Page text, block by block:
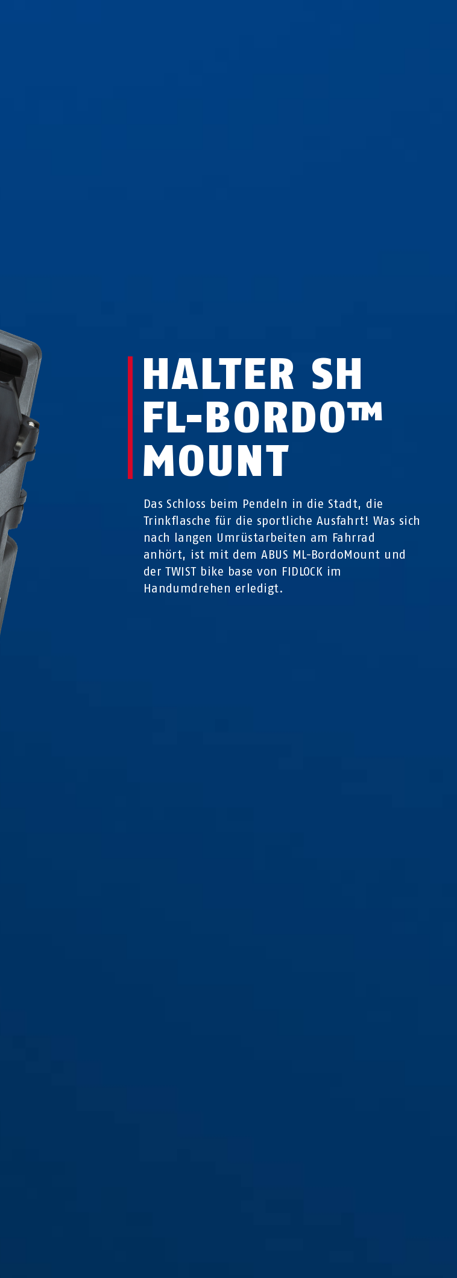
HALTER SH
FL-BORDO™
MOUNT
Das Schloss beim Pendeln in die Stadt, die
Trinkflasche für die sportliche Ausfahrt! Was sich
nach langen Umrüstarbeiten am Fahrrad
anhört, ist mit dem ABUS ML-BordoMount und
der TWIST bike base von FIDLOCK im
Handumdrehen erledigt.